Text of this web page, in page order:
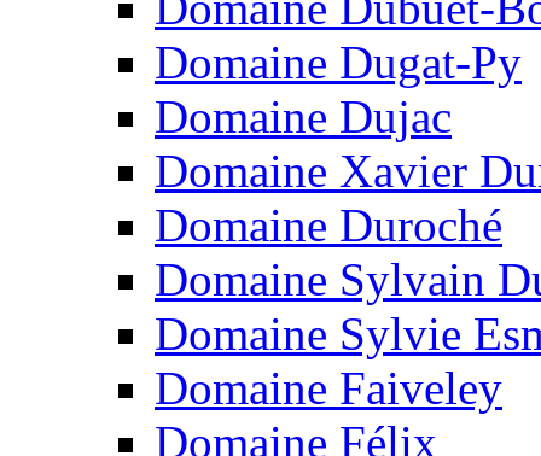
Domaine Dugat-Py
Domaine Dujac
Domaine Xavier
Domaine Duroché
Domaine Sylvain
Domaine Sylvie
Domaine Faiveley
Domaine Félix